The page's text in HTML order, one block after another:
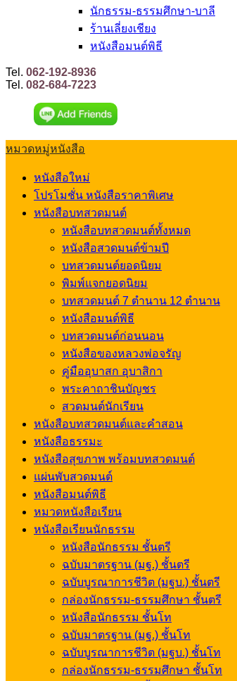
นักธรรม-ธรรมศึกษา-บาลี
ร้านเลี่ยงเชียง
หนังสือมนต์พิธี
Tel. 062-192-8936
Tel. 082-684-7223
หมวดหมู่หนังสือ
หนังสือใหม่
โปรโมชั่น หนังสือราคาพิเศษ
หนังสือบทสวดมนต์
หนังสือบทสวดมนต์ทั้งหมด
หนังสือสวดมนต์ข้ามปี
บทสวดมนต์ยอดนิยม
พิมพ์แจกยอดนิยม
บทสวดมนต์ 7 ตำนาน 12 ตำนาน
หนังสือมนต์พิธี
บทสวดมนต์ก่อนนอน
หนังสือของหลวงพ่อจรัญ
คู่มืออุบาสก อุบาสิกา
พระคาถาชินบัญชร
สวดมนต์นักเรียน
หนังสือบทสวดมนต์และคำสอน
หนังสือธรรมะ
หนังสือสุขภาพ พร้อมบทสวดมนต์
แผ่นพับสวดมนต์
หนังสือมนต์พิธี
หมวดหนังสือเรียน
หนังสือเรียนนักธรรม
หนังสือนักธรรม ชั้นตรี
ฉบับมาตรฐาน (มฐ.) ชั้นตรี
ฉบับบูรณาการชีวิต (มฐบ.) ชั้นตรี
กล่องนักธรรม-ธรรมศึกษา ชั้นตรี
หนังสือนักธรรม ชั้นโท
ฉบับมาตรฐาน (มฐ.) ชั้นโท
ฉบับบูรณาการชีวิต (มฐบ.) ชั้นโท
กล่องนักธรรม-ธรรมศึกษา ชั้นโท